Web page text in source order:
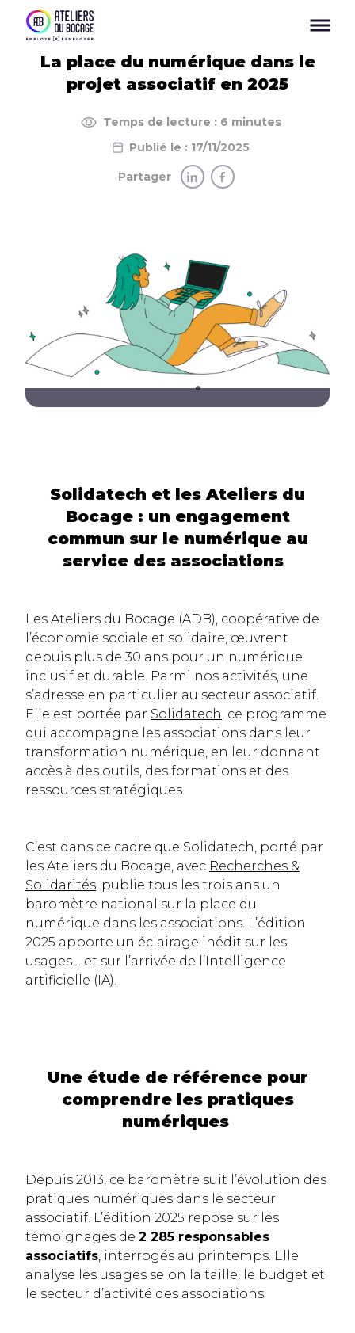
La place du numérique dans le
projet associatif en 2025
Temps de lecture : 6 minutes
Publié le : 17/11/2025
Partager
Solidatech et les Ateliers du
Bocage : un engagement
commun sur le numérique au
service des associations
Les Ateliers du Bocage (ADB), coopérative de
l’économie sociale et solidaire, œuvrent
depuis plus de 30 ans pour un numérique
inclusif et durable. Parmi nos activités, une
s’adresse en particulier au secteur associatif.
Elle est portée par Solidatech, ce programme
qui accompagne les associations dans leur
transformation numérique, en leur donnant
accès à des outils, des formations et des
ressources stratégiques.
C’est dans ce cadre que Solidatech, porté par
les Ateliers du Bocage, avec Recherches &
Solidarités, publie tous les trois ans un
baromètre national sur la place du
numérique dans les associations. L’édition
2025 apporte un éclairage inédit sur les
usages… et sur l’arrivée de l’Intelligence
artificielle (IA).
Une étude de référence pour
comprendre les pratiques
numériques
Depuis 2013, ce baromètre suit l’évolution des
pratiques numériques dans le secteur
associatif. L’édition 2025 repose sur les
témoignages de 2 285 responsables
associatifs, interrogés au printemps. Elle
analyse les usages selon la taille, le budget et
le secteur d’activité des associations.
Panneau de gestion des cookies